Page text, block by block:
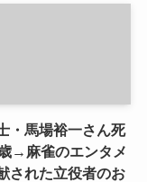
・馬場裕一さん死
→麻雀のエンタメ
された立役者のお